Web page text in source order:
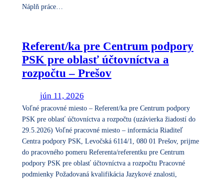
Náplň práce…
Referent/ka pre Centrum podpory
PSK pre oblasť účtovníctva a
rozpočtu – Prešov
jún 11, 2026
Voľné pracovné miesto – Referent/ka pre Centrum podpory
PSK pre oblasť účtovníctva a rozpočtu (uzávierka žiadostí do
29.5.2026) Voľné pracovné miesto – informácia Riaditeľ
Centra podpory PSK, Levočská 6114/1, 080 01 Prešov, prijme
do pracovného pomeru Referenta/referentku pre Centrum
podpory PSK pre oblasť účtovníctva a rozpočtu Pracovné
podmienky Požadovaná kvalifikácia Jazykové znalosti,